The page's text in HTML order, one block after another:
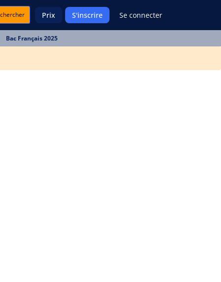
Prix S'inscrire Se connecter
Bac Français 2025